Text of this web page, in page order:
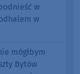
w
w
mógłbym
Bytów